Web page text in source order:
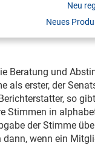
Neu
Neues
Beratung und
als erster, der
so
Stimmen in
der Stimme
dann, wenn ein